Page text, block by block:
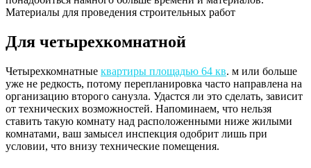
Материалы для проведения строительных работ
Для четырехкомнатной
Четырехкомнатные квартиры площадью 64 кв. м или больше
уже не редкость, потому перепланировка часто направлена на
организацию второго санузла. Удастся ли это сделать, зависит
от технических возможностей. Напоминаем, что нельзя
ставить такую комнату над расположенными ниже жилыми
комнатами, ваш замысел инспекция одобрит лишь при
условии, что внизу технические помещения.